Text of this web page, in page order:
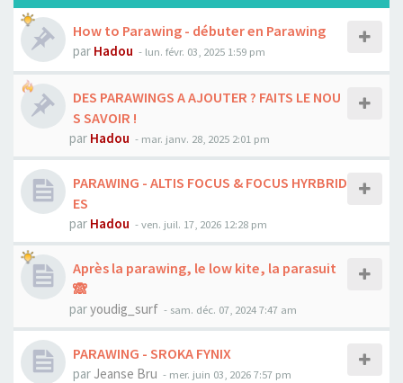
How to Parawing - débuter en Parawing
par Hadou - lun. févr. 03, 2025 1:59 pm
DES PARAWINGS A AJOUTER ? FAITS LE NOU
S SAVOIR !
par Hadou - mar. janv. 28, 2025 2:01 pm
PARAWING - ALTIS FOCUS & FOCUS HYRBRID
ES
par Hadou -ven. juil. 17, 2026 12:28 pm
Après la parawing, le low kite, la parasuit
🙈
paryoudig_surf - sam. déc. 07, 2024 7:47 am
PARAWING - SROKA FYNIX
par Jeanse Bru - mer. juin 03, 2026 7:57 pm